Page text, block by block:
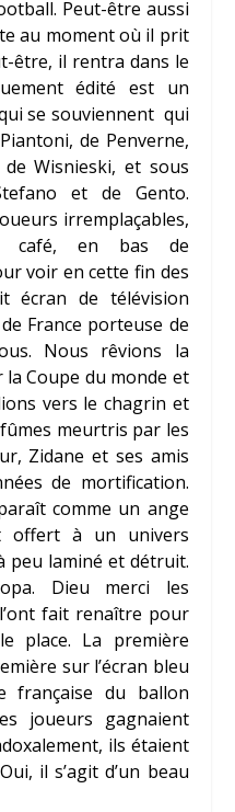
Peut-être aussi
au moment où il prit
être, il rentra dans le
édité est un
se souviennent qui
Piantoni, de Penverne,
deWisnieski, et sous
et de Gento.
irremplaçables,
café, en bas de
voir en cette fin des
écran de télévision
France porteuse de
Nous rêvions la
Coupe du monde et
vers le chagrin et
meurtris par les
Zidane et ses amis
de mortification.
comme un ange
offert à un univers
laminé et détruit.
Dieu merci les
fait renaître pour
place. La première
sur l’écran bleu
française du ballon
joueurs gagnaient
ils étaient
il s’agit d’un beau